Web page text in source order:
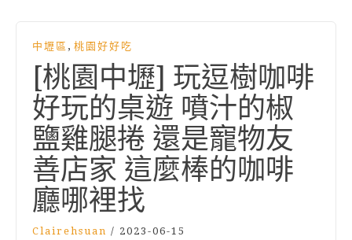
中壢區 , 桃園好好吃
[桃園中壢] 玩逗樹咖啡
好玩的桌遊 噴汁的椒
鹽雞腿捲 還是寵物友
善店家 這麼棒的咖啡
廳哪裡找
Clairehsuan / 2023-06-15